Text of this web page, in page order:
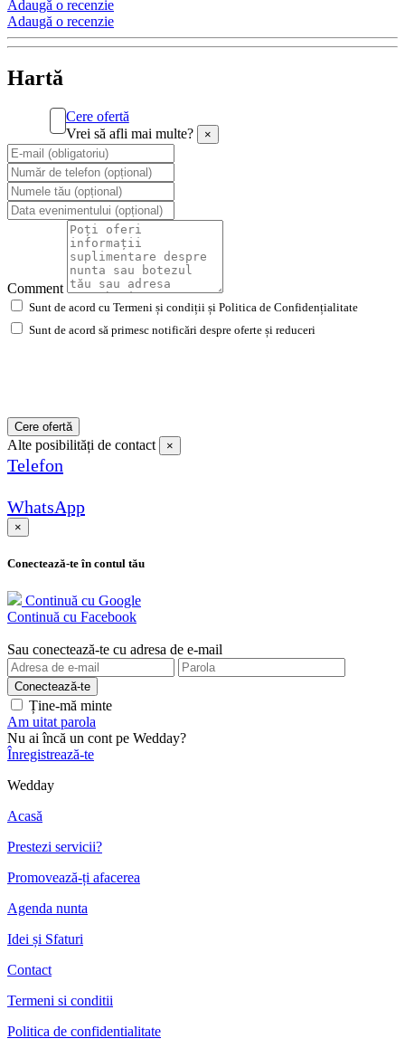
Adaugă o recenzie
Adaugă o recenzie
Hartă
Cere ofertă
Vrei să afli mai multe?
×
Comment
Sunt de acord cu Termeni și condiții și Politica de Confidențialitate
Sunt de acord să primesc notificări despre oferte și reduceri
Cere ofertă
Alte posibilități de contact ×
Telefon
WhatsApp
×
Conectează-te în contul tău
Continuă cu Google
Continuă cu Facebook
Sau conectează-te cu adresa de e-mail
Ține-mă minte
Am uitat parola
Nu ai încă un cont pe Wedday?
Înregistrează-te
Wedday
Acasă
Prestezi servicii?
Promovează-ți afacerea
Agenda nunta
Idei și Sfaturi
Contact
Termeni si conditii
Politica de confidentialitate